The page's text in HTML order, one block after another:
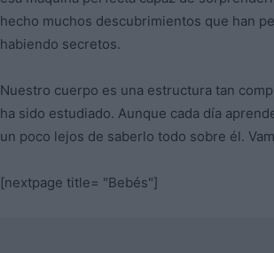
hecho muchos descubrimientos que han
habiendo secretos.
Nuestro cuerpo es una estructura tan
ha sido estudiado. Aunque cada día
un poco lejos de saberlo todo sobre él.
[nextpage title= "Bebés"]